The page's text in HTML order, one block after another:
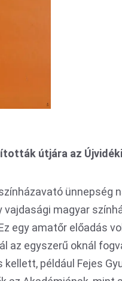
útjára az
ünnepség
vajdasági magyar
egy amatőr előadás
az egyszerű oknál
kellett, például Fejes